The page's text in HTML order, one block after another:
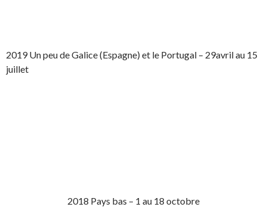
2019 Un peu de Galice (Espagne) et le Portugal – 29avril au 15
juillet
2018 Pays bas – 1 au 18 octobre